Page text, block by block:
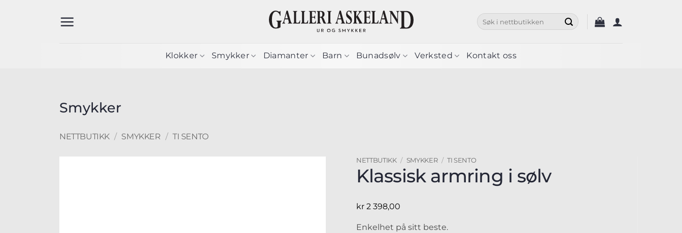
Søk
etter:
Klokker Smykker Diamanter Barn Bunadsølv Verksted Kontakt oss
Smykker
NETTBUTIKK / SMYKKER / TI SENTO
NETTBUTIKK / SMYKKER / TI SENTO
Klassisk armring i sølv
kr 2 398,00
Enkelhet på sitt beste.